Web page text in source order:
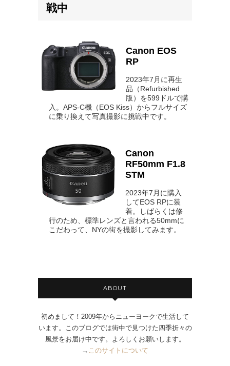
戦中
Canon EOS
RP
2023年7月に再生
品（Refurbished
版）を599ドルで購
入。APS-C機（EOS Kiss）からフルサイズ
に乗り換えて写真撮影に挑戦中です。
Canon
RF50mm F1.8
STM
2023年7月に購入
してEOS RPに装
着。しばらくは修
行のため、標準レンズと言われる50mmに
こだわって、NYの街を撮影してみます。
ABOUT
初めまして！2009年からニューヨークで生活して
います。このブログでは街中で見つけた四季折々の
風景をお届け中です。よろしくお願いします。
→ このサイトについて